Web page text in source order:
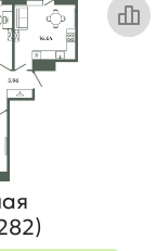
Объект месяца